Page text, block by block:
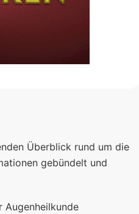
Überblick rund um die
gebündelt und
Augenheilkunde